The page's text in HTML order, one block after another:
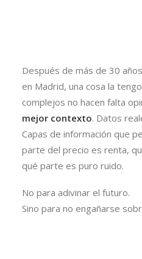
Después de más de 30
en Madrid, una cosa la
complejos no hacen falta
mejor contexto. Datos
Capas de información que
parte del precio es renta,
qué parte es puro ruido.
No para adivinar el futuro.
Sino para no engañarse